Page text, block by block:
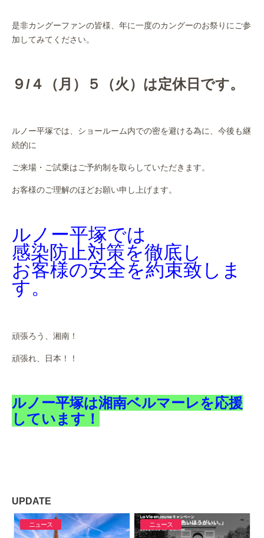
是非カングーファンの皆様、年に一度のカングーのお祭りにご参
加してみてください。
９/４（月）５（火）は定休日です。
ルノー平塚では、ショールーム内での密を避ける為に、今後も継
続的に
ご来場・ご試乗はご予約制を取らしていただきます。
お客様のご理解のほどお願い申し上げます。
ルノー平塚では
感染防止対策を徹底し
お客様の安全を約束致しま
す。
頑張ろう、湘南！
頑張れ、日本！！
ルノー平塚は湘南ベルマーレを応援
しています！
UPDATE
ニュース ニュース